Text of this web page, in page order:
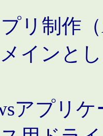
リ制作
インと
アプリ